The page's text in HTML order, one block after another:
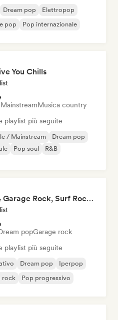
Dream pop
Elettropop
pop Pop internazionale
You Chills
Musica country
playlist più seguite
/ Mainstream
Dream pop
Pop soul
R&B
Skate Jams 🛹 Garage Rock, Surf Rock & Neo-Psych
popGarage rock
playlist più seguite
Dream pop
Iperpop
rock Pop progressivo